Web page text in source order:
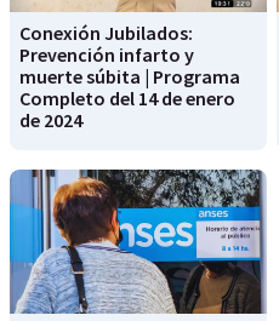
Conexión Jubilados:
Prevención infarto y
muerte súbita | Programa
Completo del 14 de enero
de 2024